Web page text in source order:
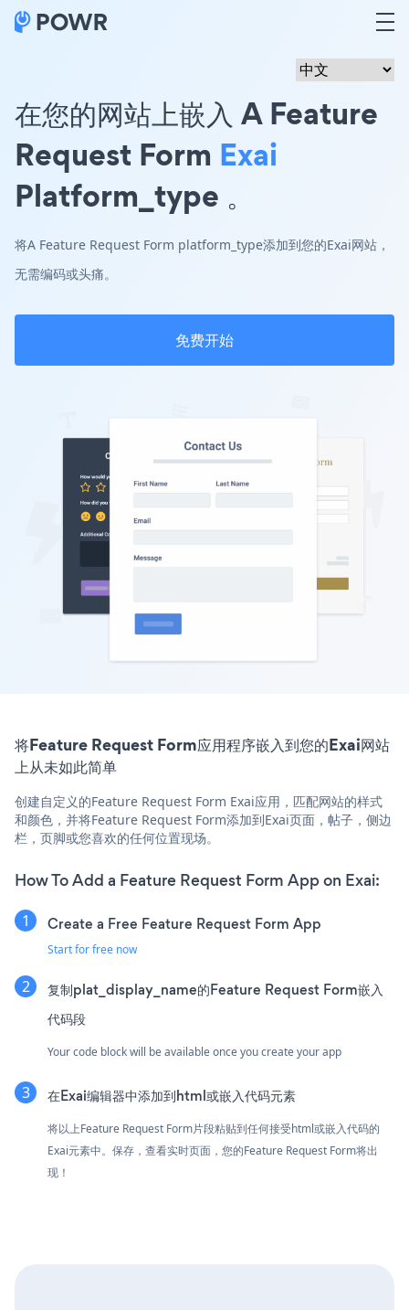
在您的网站上嵌入 A Feature
Request Form Exai
Platform_type 。
将A Feature Request Form platform_type添加到您的Exai网站，
无需编码或头痛。
免费开始
将Feature Request Form应用程序嵌入到您的Exai网站
上从未如此简单
创建自定义的Feature Request Form Exai应用，匹配网站的样式
和颜色，并将Feature Request Form添加到Exai页面，帖子，侧边
栏，页脚或您喜欢的任何位置现场。
How To Add a Feature Request Form App on Exai:
Create a Free Feature Request Form App
Start for free now
复制plat_display_name的Feature Request Form嵌入
代码段
Your code block will be available once you create your app
在Exai编辑器中添加到html或嵌入代码元素
将以上Feature Request Form片段粘贴到任何接受html或嵌入代码的
Exai元素中。保存，查看实时页面，您的Feature Request Form将出
现！